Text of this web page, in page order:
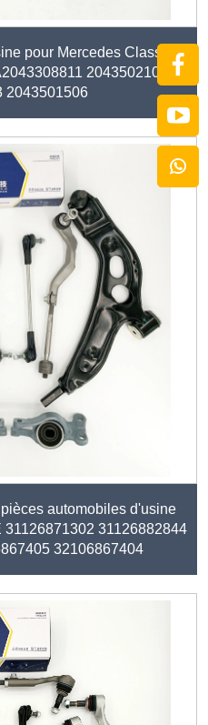
pour Mercedes Classe B
2043502106
2043501506
automobiles d'usine
31126882844
32106867404